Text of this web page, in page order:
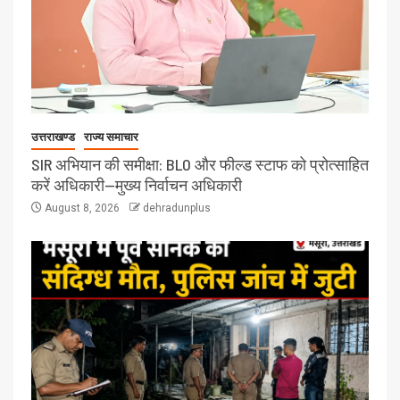
उत्तराखण्ड राज्य समाचार
SIR अभियान की समीक्षा: BLO और फील्ड स्टाफ को प्रोत्साहित
करें अधिकारी—मुख्य निर्वाचन अधिकारी
August 8, 2026 dehradunplus